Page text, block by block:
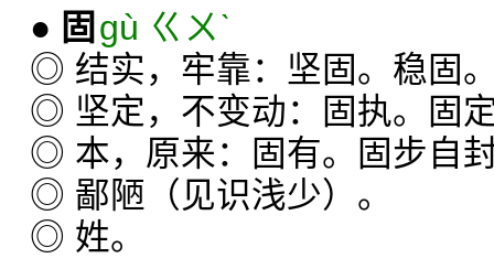
● 固 gù ㄍㄨˋ
◎ 结实，牢靠：坚固。稳固
◎ 坚定，不变动：固执。固
◎ 本，原来：固有。固步自
◎ 鄙陋（见识浅少）。
◎ 姓。